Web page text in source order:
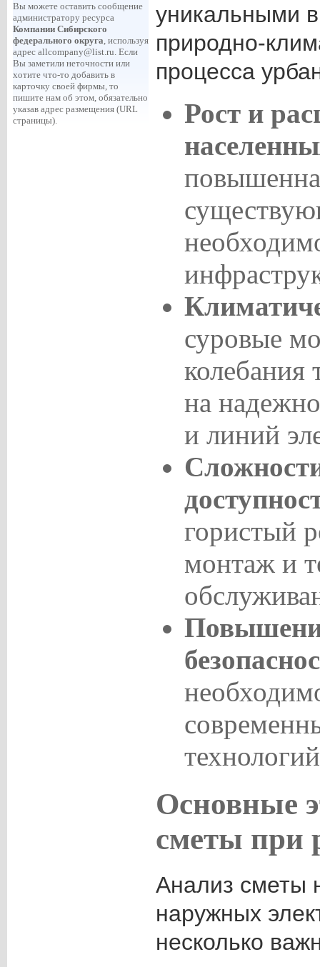
Вы можете оставить сообщение
администратору ресурса
Компании Сибирского
федерального округа, используя
адрес allcompany@list.ru. Если
Вы заметили неточности или
хотите что-то добавить в
карточку своей фирмы, то
пишите нам об этом, обязательно
указав адрес размещения (URL
страницы).
уникальными
природно-
процесса
Рост и
суровые
колебания
на
и линий
гористый
монтаж и
Основные
сметы при
Анализ сметы
наружных
несколько